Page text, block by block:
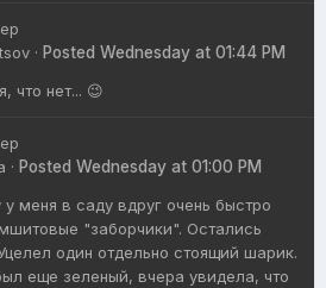
· Posted Wednesday at 01:44 PM
что нет... 😉
· Posted Wednesday at 01:00 PM
меня в саду вдруг очень быстро
"заборчики". Остались
один отдельно стоящий шарик.
еще зеленый, вчера увидела, что